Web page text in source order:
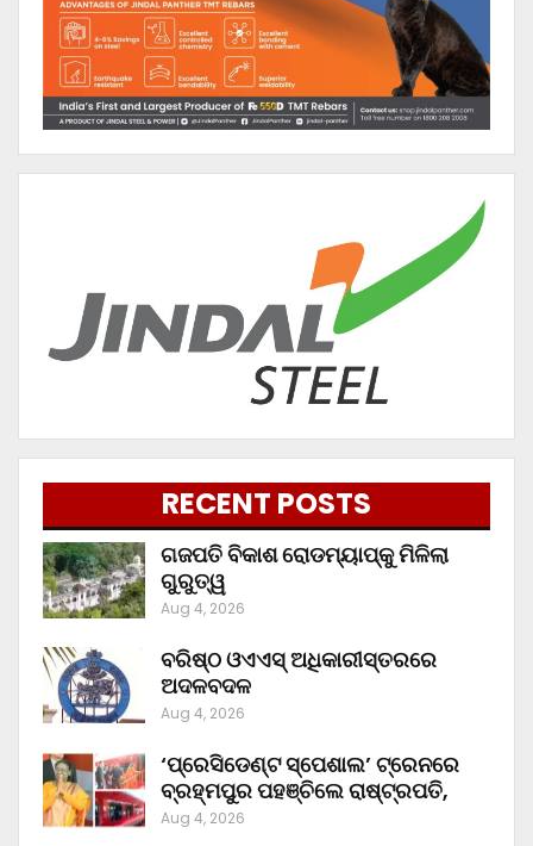
RECENT POSTS
ଗଜପତି ବିକାଶ ରୋଡମ୍ୟାପ୍‌କୁ ମିଳିଲା
ଗୁରୁତ୍ୱ
Aug 4, 2026
ବରିଷ୍ଠ ଓଏଏସ୍‌ ଅଧିକାରୀସ୍ତରରେ
ଅଦଳବଦଳ
Aug 4, 2026
‘ପ୍ରେସିଡେଣ୍ଟ ସ୍ପେଶାଲ’ ଟ୍ରେନରେ
ବ୍ରହ୍ମପୁର ପହଞ୍ଚିଲେ ରାଷ୍ଟ୍ରପତି,
Aug 4, 2026